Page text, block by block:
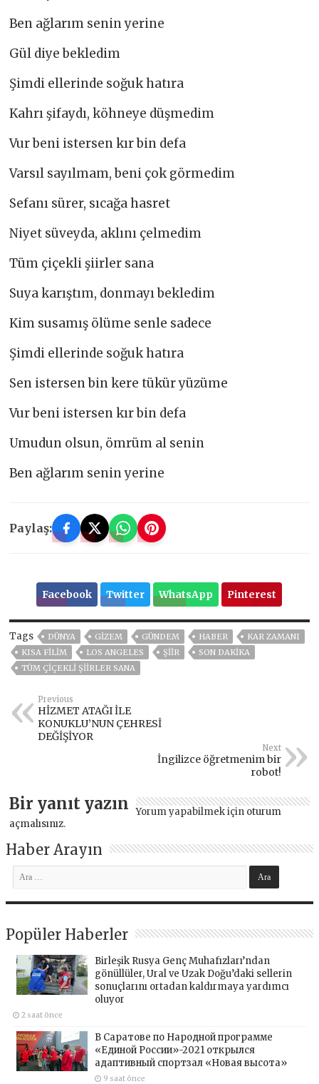
Ben ağlarım senin yerine
Gül diye bekledim
Şimdi ellerinde soğuk hatıra
Kahrı şifaydı, köhneye düşmedim
Vur beni istersen kır bin defa
Varsıl sayılmam, beni çok görmedim
Sefanı sürer, sıcağa hasret
Niyet süveyda, aklını çelmedim
Tüm çiçekli şiirler sana
Suya karıştım, donmayı bekledim
Kim susamış ölüme senle sadece
Şimdi ellerinde soğuk hatıra
Sen istersen bin kere tükür yüzüme
Vur beni istersen kır bin defa
Umudun olsun, ömrüm al senin
Ben ağlarım senin yerine
Paylaş:
Facebook Twitter WhatsApp Pinterest
Tags DÜNYA GİZEM GÜNDEM HABER
KAR ZAMANI
KISA FİLİM
LOS ANGELES ŞİİR
SON DAKIKA
TÜM ÇİÇEKLİ ŞİİRLER SANA
Previous
HİZMET ATAĞI İLE
KONUKLU’NUN ÇEHRESİ
DEĞİŞİYOR
Next
İngilizce öğretmenim bir
robot!
Bir yanıt yazın Yorum yapabilmek için oturum
açmalısınız.
Haber Arayın
Popüler Haberler
Birleşik Rusya Genç Muhafızları’ndan
gönüllüler, Ural ve Uzak Doğu’daki sellerin
sonuçlarını ortadan kaldırmaya yardımcı
oluyor
2 saat önce
В Саратове по Народной программе
«Единой России»-2021 открылся
адаптивный спортзал «Новая высота»
9 saat önce